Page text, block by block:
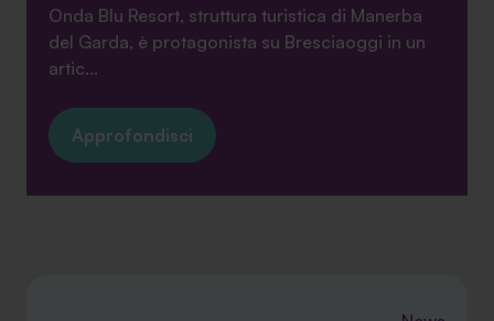
Onda Blu Resort, struttura turistica di Manerba
del Garda, è protagonista su Bresciaoggi in un
artic...
Approfondisci